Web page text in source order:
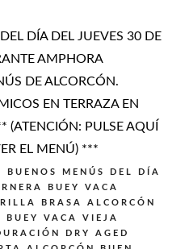
DÍA DEL JUEVES 30 DE
AMPHORA
DE ALCORCÓN.
EN TERRAZA EN
(ATENCIÓN: PULSE AQUÍ
EL MENÚ) ***
BUENOS MENÚS DEL DÍA
BUEY VACA
BRASA ALCORCÓN
BUEY VACA VIEJA
DRY AGED